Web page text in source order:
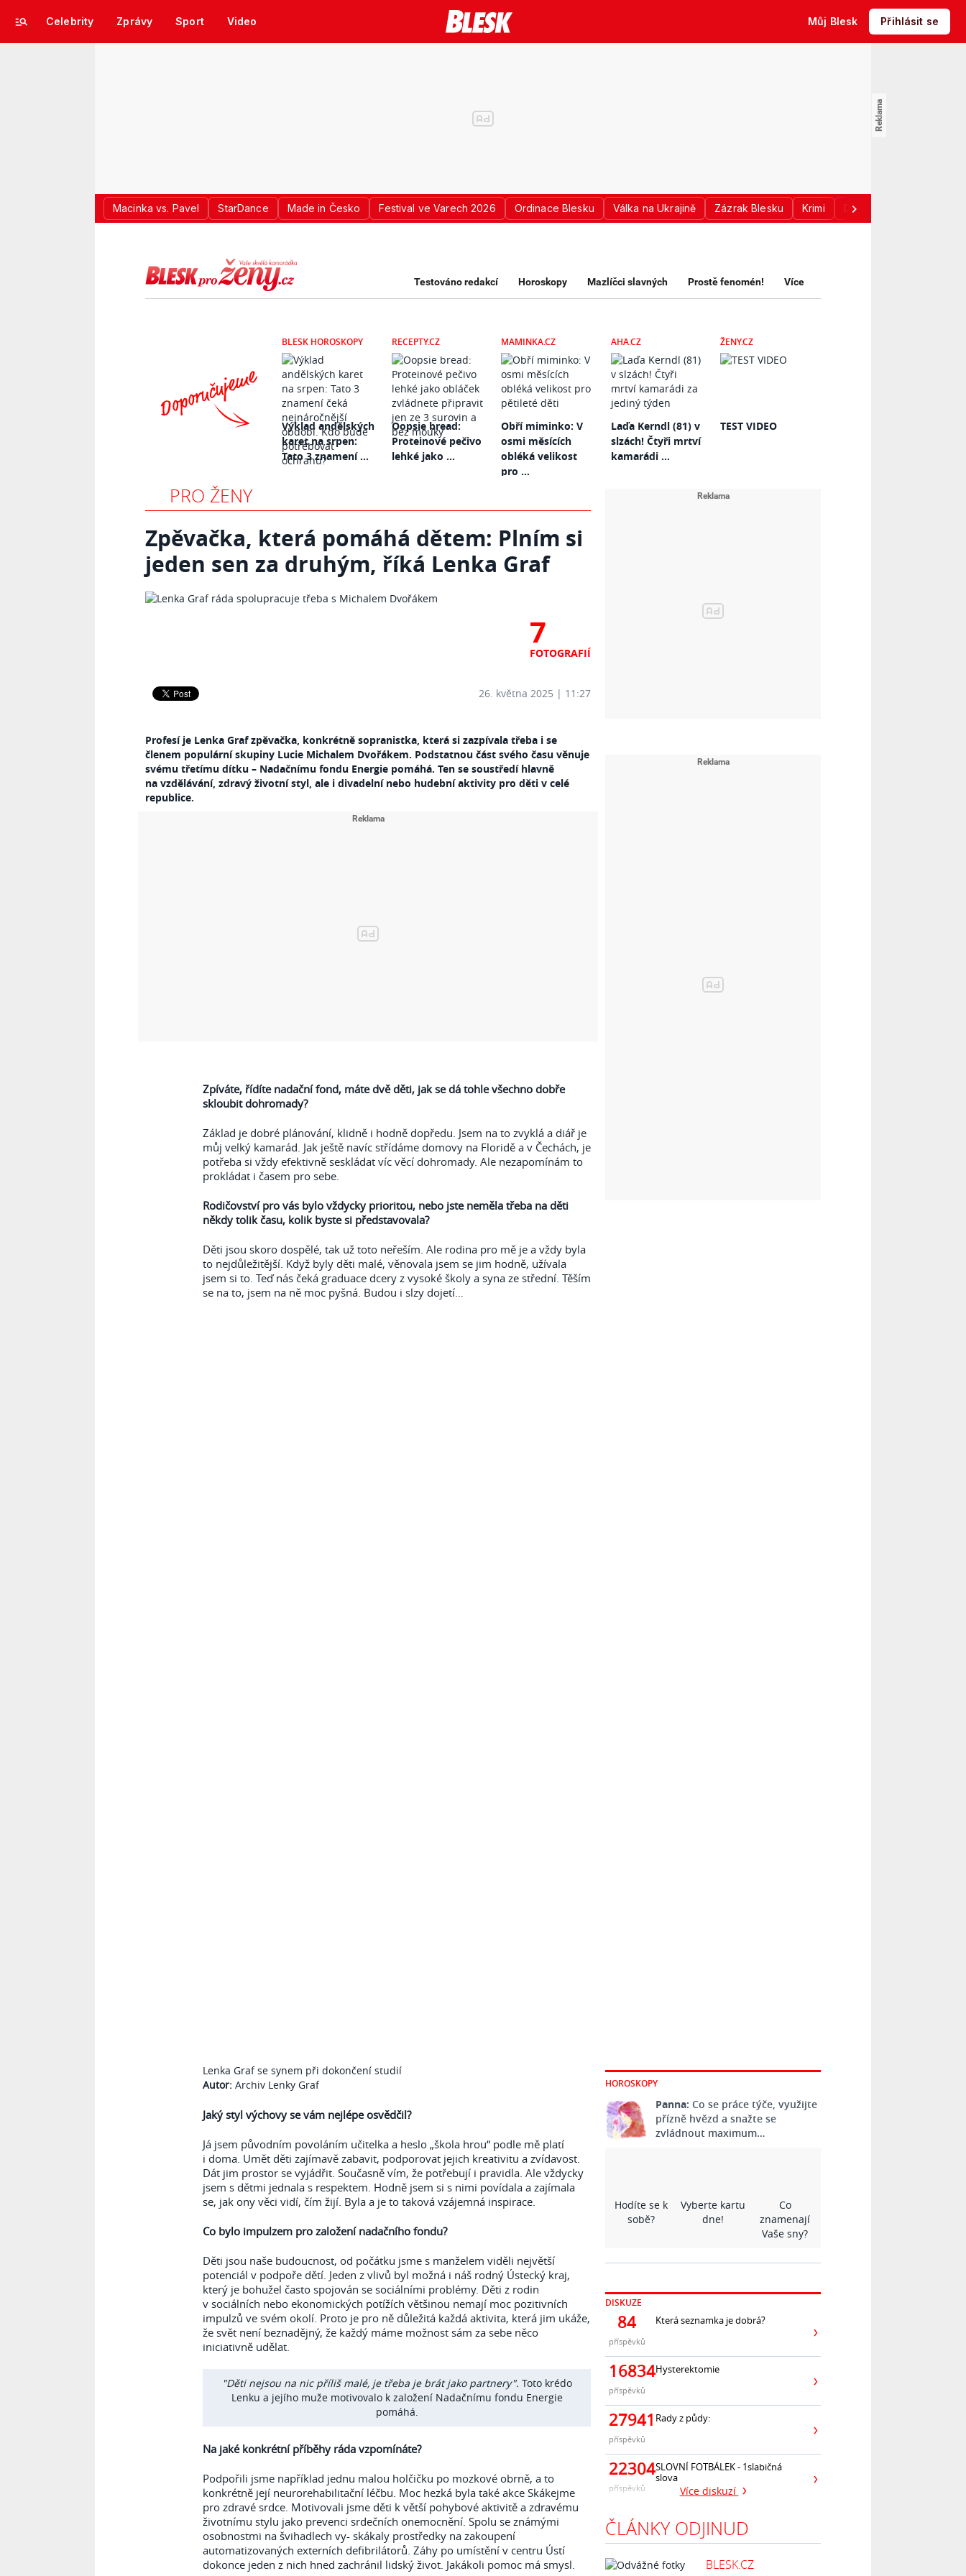
Celebrity Zprávy Sport Video Můj Blesk Přihlásit se
Macinka vs. Pavel StarDance Made in Česko Festival ve Varech 2026 Ordinace Blesku Válka na Ukrajině Zázrak Blesku Krimi Donald Trump
LOGO BLESK PRO ŽENY
Testováno redakcí Horoskopy Mazlíčci slavných Prostě fenomén! Více
BLESK HOROSKOPY
Výklad andělských
karet na srpen:
Tato 3 znamení ...
RECEPTY.CZ
Oopsie bread:
Proteinové pečivo
lehké jako ...
MAMINKA.CZ
Obří miminko: V
osmi měsících
obléká velikost
pro ...
AHA.CZ
Laďa Kerndl (81) v
slzách! Čtyři mrtví
kamarádi ...
ŽENY.CZ
TEST VIDEO
PRO ŽENY
Zpěvačka, která pomáhá dětem: Plním si
jeden sen za druhým, říká Lenka Graf
7
FOTOGRAFIÍ
26. května 2025 | 11:27
Profesí je Lenka Graf zpěvačka, konkrétně sopranistka, která si zazpívala třeba i se
členem populární skupiny Lucie Michalem Dvořákem. Podstatnou část svého času věnuje
svému třetímu dítku – Nadačnímu fondu Energie pomáhá. Ten se soustředí hlavně
na vzdělávání, zdravý životní styl, ale i divadelní nebo hudební aktivity pro děti v celé
republice.
Zpíváte, řídíte nadační fond, máte dvě děti, jak se dá tohle všechno dobře
skloubit dohromady?
Základ je dobré plánování, klidně i hodně dopředu. Jsem na to zvyklá a diář je
můj velký kamarád. Jak ještě navíc střídáme domovy na Floridě a v Čechách, je
potřeba si vždy efektivně seskládat víc věcí dohromady. Ale nezapomínám to
prokládat i časem pro sebe.
Rodičovství pro vás bylo vždycky prioritou, nebo jste neměla třeba na děti
někdy tolik času, kolik byste si představovala?
Děti jsou skoro dospělé, tak už toto neřeším. Ale rodina pro mě je a vždy byla
to nejdůležitější. Když byly děti malé, věnovala jsem se jim hodně, užívala
jsem si to. Teď nás čeká graduace dcery z vysoké školy a syna ze střední. Těším
se na to, jsem na ně moc pyšná. Budou i slzy dojetí…
Lenka Graf se synem při dokončení studií
Autor: Archiv Lenky Graf
Jaký styl výchovy se vám nejlépe osvědčil?
Já jsem původním povoláním učitelka a heslo „škola hrou“ podle mě platí
i doma. Umět děti zajímavě zabavit, podporovat jejich kreativitu a zvídavost.
Dát jim prostor se vyjádřit. Současně vím, že potřebují i pravidla. Ale vždycky
jsem s dětmi jednala s respektem. Hodně jsem si s nimi povídala a zajímala
se, jak ony věci vidí, čím žijí. Byla a je to taková vzájemná inspirace.
Co bylo impulzem pro založení nadačního fondu?
Děti jsou naše budoucnost, od počátku jsme s manželem viděli největší
potenciál v podpoře dětí. Jeden z vlivů byl možná i náš rodný Ústecký kraj,
který je bohužel často spojován se sociálními problémy. Děti z rodin
v sociálních nebo ekonomických potížích většinou nemají moc pozitivních
impulzů ve svém okolí. Proto je pro ně důležitá každá aktivita, která jim ukáže,
že svět není beznadějný, že každý máme možnost sám za sebe něco
iniciativně udělat.
"Děti nejsou na nic příliš malé, je třeba je brát jako partnery". Toto krédo
Lenku a jejího muže motivovalo k založení Nadačnímu fondu Energie
pomáhá.
Na jaké konkrétní příběhy ráda vzpomínáte?
Podpořili jsme například jednu malou holčičku po mozkové obrně, a to
konkrétně její neurorehabilitační léčbu. Moc hezká byla také akce Skákejme
pro zdravé srdce. Motivovali jsme děti k větší pohybové aktivitě a zdravému
životnímu stylu jako prevenci srdečních onemocnění. Spolu se známými
osobnostmi na švihadlech vy- skákaly prostředky na zakoupení
automatizovaných externích defibrilátorů. Záhy po umístění v centru Ústí
dokonce jeden z nich hned zachránil lidský život. Jakákoli pomoc má smysl.
HOROSKOPY
Panna: Co se práce týče, využijte
přízně hvězd a snažte se
zvládnout maximum…
Hodíte se k
sobě?
Vyberte kartu
dne!
Co
znamenají
Vaše sny?
DISKUZE
84
příspěvků
Která seznamka je dobrá?
16834
příspěvků
Hysterektomie
27941
příspěvků
Rady z půdy:
22304
příspěvků
SLOVNÍ FOTBÁLEK - 1slabičná
slova
Více diskuzí
ČLÁNKY ODJINUD
BLESK.CZ